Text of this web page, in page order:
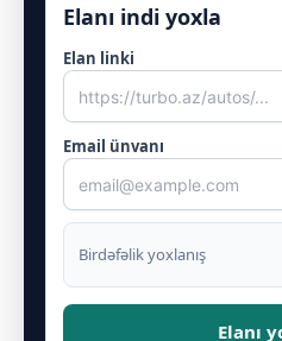
Elanı indi yoxla
Elan linki
Email ünvanı
Birdəfəlik yoxlanış
Elanı